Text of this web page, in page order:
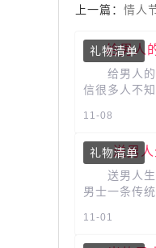
上一篇： 情人
礼物清单
给男人
给男人的
信很多人不
一份礼物，
11-08
礼物清单
送男
送男人生
男士一条传
没条件就买
11-01